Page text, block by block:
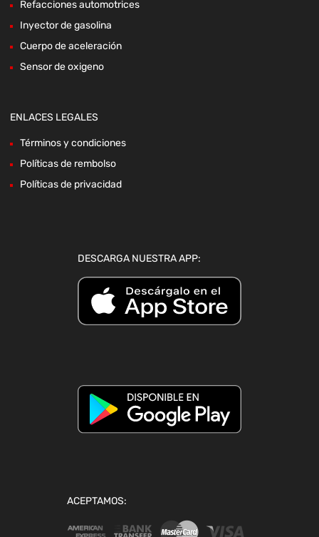
Refacciones automotrices
Inyector de gasolina
Cuerpo de aceleración
Sensor de oxigeno
ENLACES LEGALES
Términos y condiciones
Políticas de rembolso
Políticas de privacidad
DESCARGA NUESTRA APP:
ACEPTAMOS: